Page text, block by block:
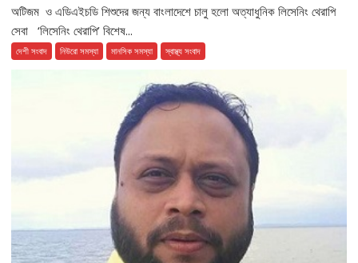
অটিজম ও এডিএইচডি শিশুদের জন্য বাংলাদেশে চালু হলো অত্যাধুনিক লিসেনিং থেরাপি
সেবা ‘লিসেনিং থেরাপি’ বিশেষ...
দেশী সংবাদ নিউরো সমস্যা মানসিক সমস্যা স্বাস্থ্য সংবাদ